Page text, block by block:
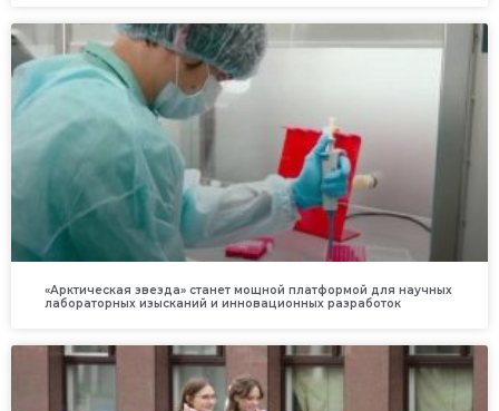
«Арктическая звезда» станет мощной платформой для научных
лабораторных изысканий и инновационных разработок